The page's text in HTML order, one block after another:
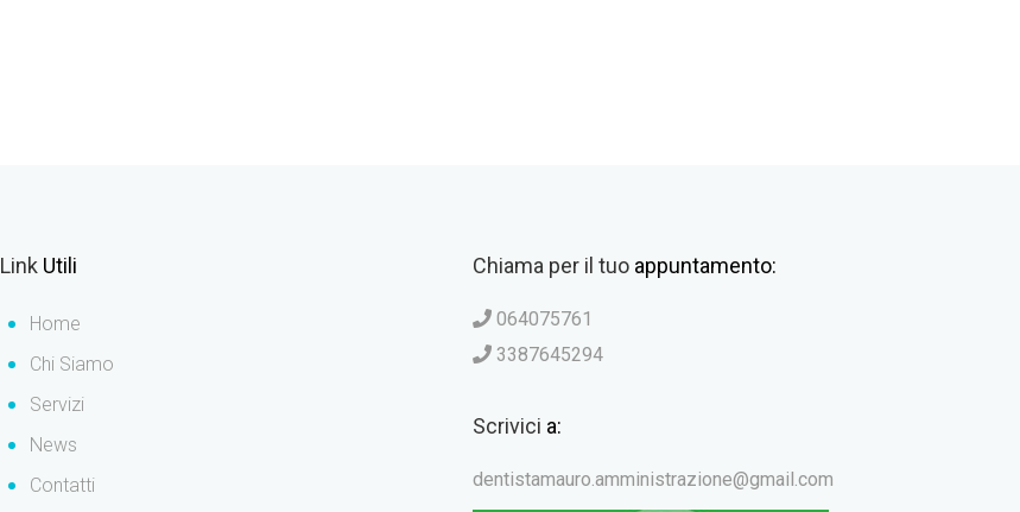
Link Utili
Home
Chi Siamo
Servizi
News
Contatti
Chiama per il tuo appuntamento:
064075761
3387645294
Scrivici a:
dentistamauro.amministrazione@gmail.com